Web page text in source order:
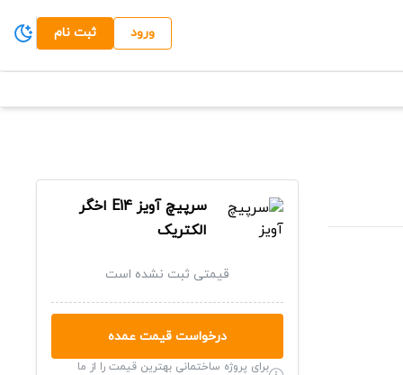
ورود ثبت نام
سرپیچ آویز E14 اخگر
الکتریک
قیمتی ثبت نشده است
درخواست قیمت عمده
برای پروژه ساختمانی بهترین قیمت را از ما